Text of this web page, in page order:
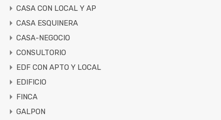
CASA CON LOCAL Y AP
CASA ESQUINERA
CASA-NEGOCIO
CONSULTORIO
EDF CON APTO Y LOCAL
EDIFICIO
FINCA
GALPON